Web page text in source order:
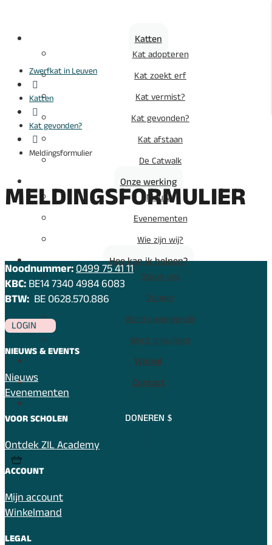
Katten
Kat adopteren
Kat zoekt erf
Kat vermist?
Kat gevonden?
Kat afstaan
De Catwalk
Onze werking
Nieuws
Evenementen
Wie zijn wij?
Hoe kan ik helpen?
Steun ons
Doneer
Word opvanggezin
Word vrijwilliger
Winkel
Contact
DONEREN
Zwerfkat in Leuven

Katten

Kat gevonden?

Meldingsformulier
MELDINGSFORMULIER
Noodnummer:0499 75 41 11
KBC: BE14 7340 4984 6083
BTW: BE 0628.570.886
LOGIN
NIEUWS & EVENTS
Nieuws
Evenementen
VOOR SCHOLEN
Ontdek ZIL Academy
ACCOUNT
Mijn account
Winkelmand
LEGAL